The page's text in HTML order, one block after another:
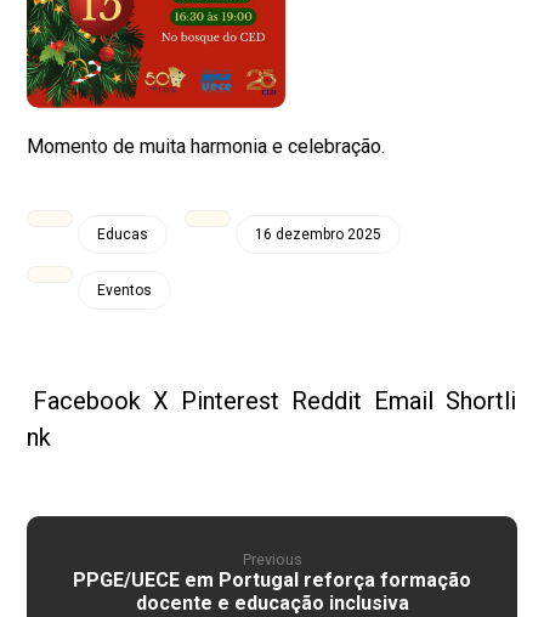
Momento de muita harmonia e celebração.
Educas 16 dezembro 2025
Eventos
Facebook X Pinterest Reddit Email Shortli
nk
Previous
PPGE/UECE em Portugal reforça formação
docente e educação inclusiva